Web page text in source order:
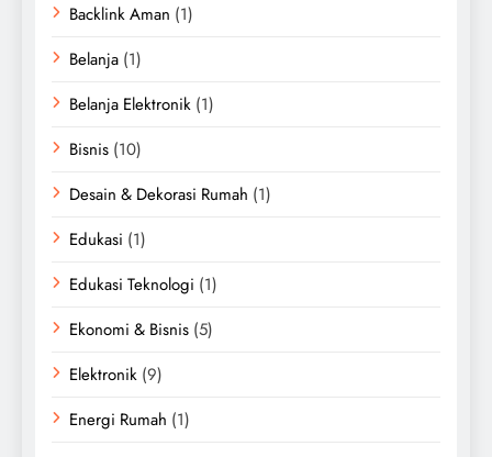
Backlink Aman (1)
Belanja (1)
Belanja Elektronik (1)
Bisnis (10)
Desain & Dekorasi Rumah (1)
Edukasi (1)
Edukasi Teknologi (1)
Ekonomi & Bisnis (5)
Elektronik (9)
Energi Rumah (1)